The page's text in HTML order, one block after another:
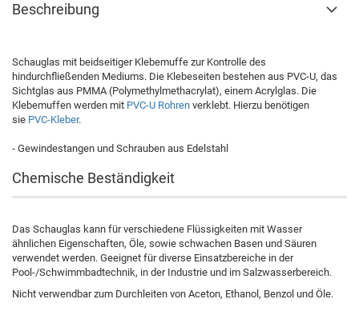
Beschreibung
Schauglas mit beidseitiger Klebemuffe zur Kontrolle des
hindurchfließenden Mediums. Die Klebeseiten bestehen aus PVC-U, das
Sichtglas aus PMMA (Polymethylmethacrylat), einem Acrylglas. Die
Klebemuffen werden mit PVC-U Rohren verklebt. Hierzu benötigen
sie PVC-Kleber.
- Gewindestangen und Schrauben aus Edelstahl
Chemische Beständigkeit
Das Schauglas kann für verschiedene Flüssigkeiten mit Wasser
ähnlichen Eigenschaften, Öle, sowie schwachen Basen und Säuren
verwendet werden. Geeignet für diverse Einsatzbereiche in der
Pool-/Schwimmbadtechnik, in der Industrie und im Salzwasserbereich.
Nicht verwendbar zum Durchleiten von Aceton, Ethanol, Benzol und Öle.